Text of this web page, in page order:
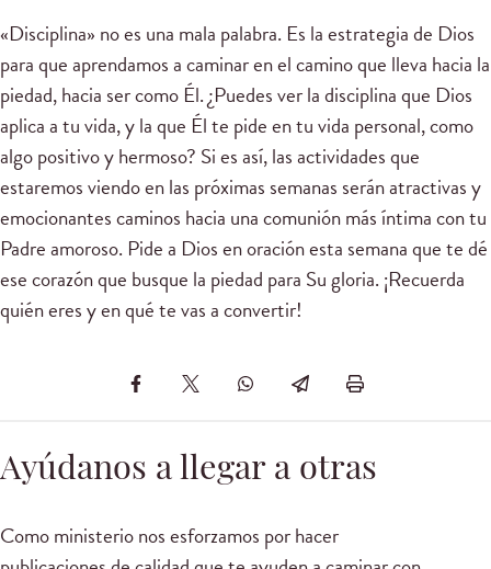
«Disciplina» no es una mala palabra. Es la estrategia de Dios
para que aprendamos a caminar en el camino que lleva hacia la
piedad, hacia ser como Él. ¿Puedes ver la disciplina que Dios
aplica a tu vida, y la que Él te pide en tu vida personal, como
algo positivo y hermoso? Si es así, las actividades que
estaremos viendo en las próximas semanas serán atractivas y
emocionantes caminos hacia una comunión más íntima con tu
Padre amoroso. Pide a Dios en oración esta semana que te dé
ese corazón que busque la piedad para Su gloria. ¡Recuerda
quién eres y en qué te vas a convertir!
Ayúdanos a llegar a otras
Como ministerio nos esforzamos por hacer